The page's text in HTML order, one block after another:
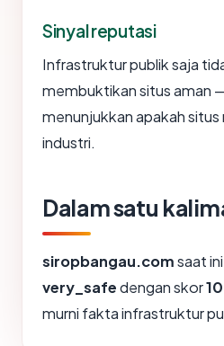
Sinyal reputasi
Infrastruktur publik saja
membuktikan situs aman
menunjukkan apakah
industri.
Dalam satu
siropbangau.comsaat
very_safedengan skor
murni fakta infrastruktur